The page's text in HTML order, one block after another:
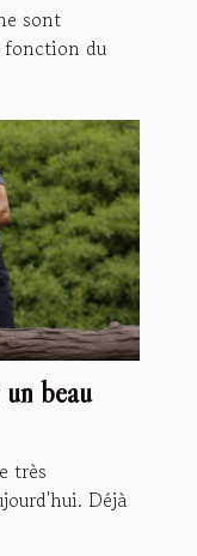
sont
fonction du
beau
très
Déjà